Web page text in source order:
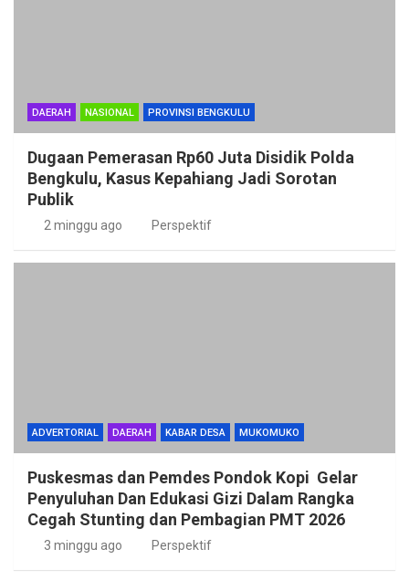
DAERAH NASIONAL PROVINSI BENGKULU
Dugaan Pemerasan Rp60 Juta Disidik Polda
Bengkulu, Kasus Kepahiang Jadi Sorotan
Publik
2 minggu ago Perspektif
ADVERTORIAL DAERAH KABAR DESA MUKOMUKO
Puskesmas dan Pemdes Pondok Kopi Gelar
Penyuluhan Dan Edukasi Gizi Dalam Rangka
Cegah Stunting dan Pembagian PMT 2026
3 minggu ago Perspektif